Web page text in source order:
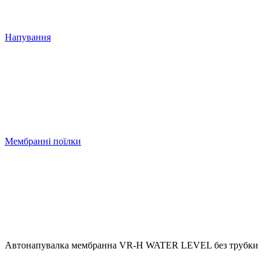
Напування
Мембранні поїлки
Автонапувалка мембранна VR-H WATER LEVEL без трубки